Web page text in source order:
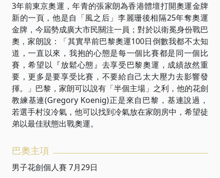
3年前東京奧運，年青的張家朗為香港體壇打開奧運金牌
新的一頁，他是自「風之后」李麗珊後相隔25年奪奧運
金牌，今屆勢成廣大市民關注一員；對於以衛冕身份戰巴
奧，家朗說：「其實早前巴黎奧運100日倒數我都不太知
道，一直以來，我抱的心態是每一個比賽都是同一個比
賽，希望以『放鬆心態』去享受巴黎奧運，成績故然重
要，更多是要享受比賽，不要給自己太大壓力去影響發
揮。」巴黎，家朗可以說有「半個主場」之利，他的花劍
教練基連(Gregory Koenig)正是來自巴黎，基連說過，
若選手村沒冷氣，他可以找到冷氣放在家朗房中，希望徒
弟以最佳狀態出戰奧運。
巴奧主項
男子花劍個人賽 7月29日